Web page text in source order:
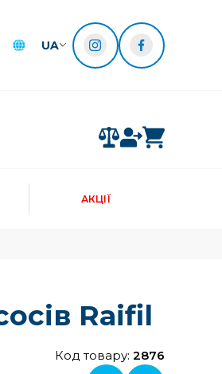
UA
АКЦІЇ
Raifil
Код товару: 2876